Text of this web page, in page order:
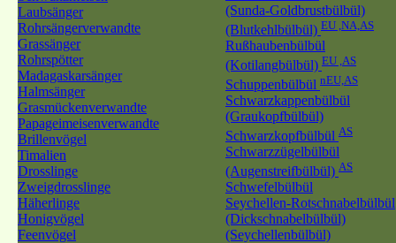
Laubsänger
Rohrsängerverwandte
Grassänger
Rohrspötter
Madagaskarsänger
Halmsänger
Grasmückenverwandte
Papageimeisenverwandte
Brillenvögel
Timalien
Drosslinge
Zweigdrosslinge
Häherlinge
Honigvögel
Feenvögel
(Sunda-Goldbrustbülbül)
(Blutkehlbülbül) EU ,NA,AS
Rußhaubenbülbül
(Kotilangbülbül) EU ,AS
Schuppenbülbül nEU,AS
Schwarzkappenbülbül
(Graukopfbülbül)
Schwarzkopfbülbül AS
Schwarzzügelbülbül
(Augenstreifbülbül) AS
Schwefelbülbül
Seychellen-Rotschnabelbülbül
(Dickschnabelbülbül)
(Seychellenbülbül)